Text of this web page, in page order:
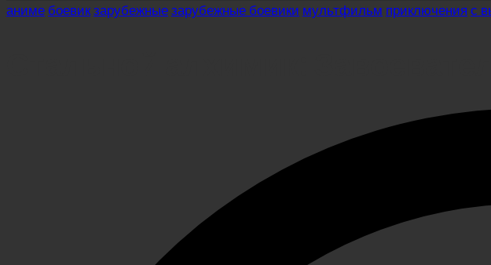
Posted
аниме боевикзарубежныезарубежные боевики мультфильм приключения с